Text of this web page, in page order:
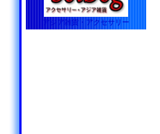
アジア雑貨・アクセサリー